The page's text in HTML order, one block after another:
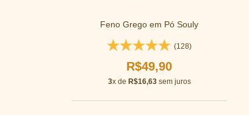
Feno Grego em Pó Souly
(128)
R$49,90
3x de R$16,63sem juros